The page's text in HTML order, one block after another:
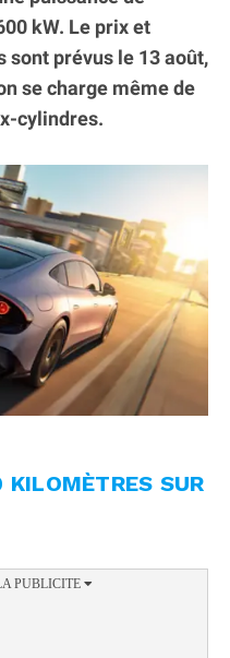
kW. Le prix et
sont prévus le 13 août,
se charge même de
cylindres.
SUR